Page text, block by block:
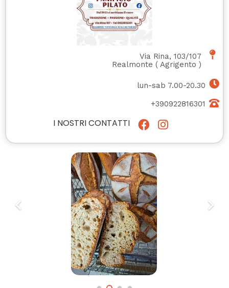
Via Rina, 103/107
Realmonte ( Agrigento )
lun-sab 7.00-20.30
+390922816301
I NOSTRI CONTATTI